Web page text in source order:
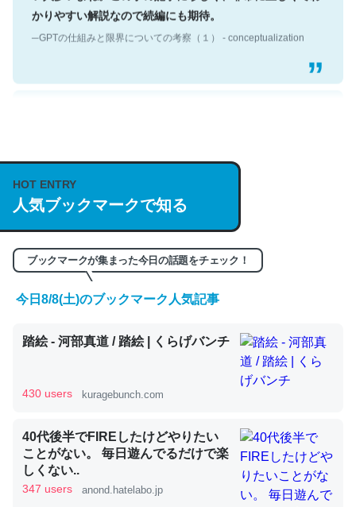
かりやすい解説なので続編にも期待。
─GPTの仕組みと限界についての考察（１） - conceptualization
https://isobe324649.hatenablog.com/entry/2023/03/27
/064121
─GPTの仕組みと限界についての考察（１） - conceptualization
くらい。小説でいう「ずっと前の伏線」は回収されないけ
ど、短期記憶というには多い分量。進化すればするほど分
─GPTの仕組みと限界についての考察（１） - conceptualization
昆虫ってカルシウム少ないのか。知らんかった。調べたら
HOT ENTRY
人気ブックマークで知る
ブックマークが集まった今日の話題をチェック！
今日8/8(土)のブックマーク人気記事
踏絵 - 河部真道 / 踏絵 | くらげバンチ
430 users kuragebunch.com
40代後半でFIREしたけどやりたい
ことがない。 毎日遊んでるだけで楽
しくない..
347 users anond.hatelabo.jp